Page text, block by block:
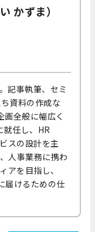
かずま）
記事執筆、セミ
資料の作成な
画全般に幅広く
就任し、HR
スの設計を主
人事業務に携わ
アを目指し、
届けるための仕